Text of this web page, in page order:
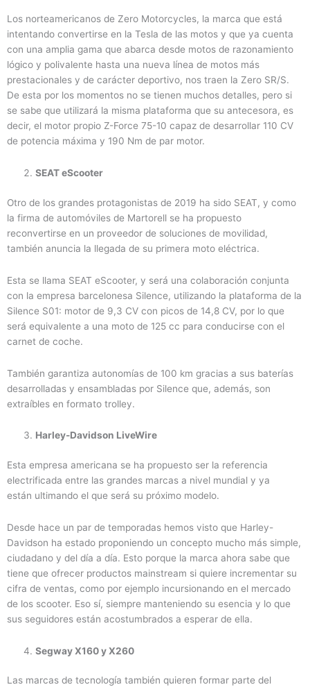
Los norteamericanos de Zero Motorcycles, la marca que está
intentando convertirse en la Tesla de las motos y que ya cuenta
con una amplia gama que abarca desde motos de razonamiento
lógico y polivalente hasta una nueva línea de motos más
prestacionales y de carácter deportivo, nos traen la Zero SR/S.
De esta por los momentos no se tienen muchos detalles, pero si
se sabe que utilizará la misma plataforma que su antecesora, es
decir, el motor propio Z-Force 75-10 capaz de desarrollar 110 CV
de potencia máxima y 190 Nm de par motor.
SEAT eScooter
Otro de los grandes protagonistas de 2019 ha sido SEAT, y como
la firma de automóviles de Martorell se ha propuesto
reconvertirse en un proveedor de soluciones de movilidad,
también anuncia la llegada de su primera moto eléctrica.
Esta se llama SEAT eScooter, y será una colaboración conjunta
con la empresa barcelonesa Silence, utilizando la plataforma de la
Silence S01: motor de 9,3 CV con picos de 14,8 CV, por lo que
será equivalente a una moto de 125 cc para conducirse con el
carnet de coche.
También garantiza autonomías de 100 km gracias a sus baterías
desarrolladas y ensambladas por Silence que, además, son
extraíbles en formato trolley.
Harley-Davidson LiveWire
Esta empresa americana se ha propuesto ser la referencia
electrificada entre las grandes marcas a nivel mundial y ya
están ultimando el que será su próximo modelo.
Desde hace un par de temporadas hemos visto que Harley-
Davidson ha estado proponiendo un concepto mucho más simple,
ciudadano y del día a día. Esto porque la marca ahora sabe que
tiene que ofrecer productos mainstream si quiere incrementar su
cifra de ventas, como por ejemplo incursionando en el mercado
de los scooter. Eso sí, siempre manteniendo su esencia y lo que
sus seguidores están acostumbrados a esperar de ella.
Segway X160 y X260
Las marcas de tecnología también quieren formar parte del